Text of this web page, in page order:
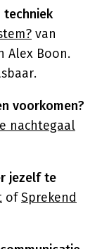
techniek
van
Alex Boon.
voorkomen?
nachtegaal
jezelf te
ofSprekend